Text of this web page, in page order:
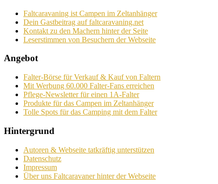
Faltcaravaning ist Campen im Zeltanhänger
Dein Gastbeitrag auf faltcaravaning.net
Kontakt zu den Machern hinter der Seite
Leserstimmen von Besuchern der Webseite
Angebot
Falter-Börse für Verkauf & Kauf von Faltern
Mit Werbung 60.000 Falter-Fans erreichen
Pflege-Newsletter für einen 1A-Falter
Produkte für das Campen im Zeltanhänger
Tolle Spots für das Camping mit dem Falter
Hintergrund
Autoren & Webseite tatkräftig unterstützen
Datenschutz
Impressum
Über uns Faltcaravaner hinter der Webseite